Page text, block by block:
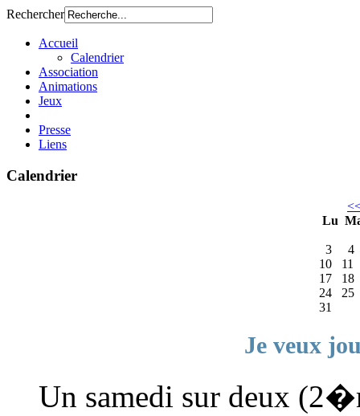
Rechercher
Accueil
Calendrier
Association
Animations
Jeux
Presse
Liens
Calendrier
Lu
3
4
10
11
17
18
24
25
31
Je veux
Un samedi sur deux